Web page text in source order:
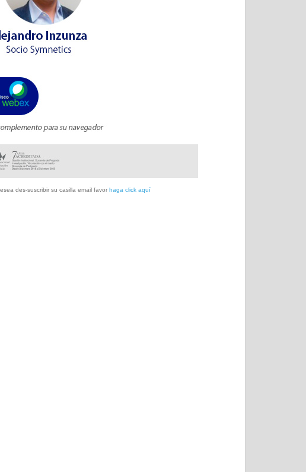
des-suscribir su casilla email favor haga click aquí